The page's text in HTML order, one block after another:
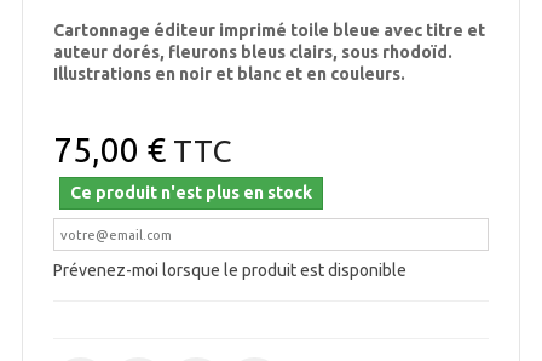
Cartonnage éditeur imprimé toile bleue avec titre et
auteur dorés, fleurons bleus clairs, sous rhodoïd.
Illustrations en noir et blanc et en couleurs.
75,00 €TTC
Ce produit n'est plus en stock
Prévenez-moi lorsque le produit est disponible